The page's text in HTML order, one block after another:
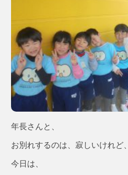
年長さんと、
お別れするのは、寂しいけれど、
今日は、